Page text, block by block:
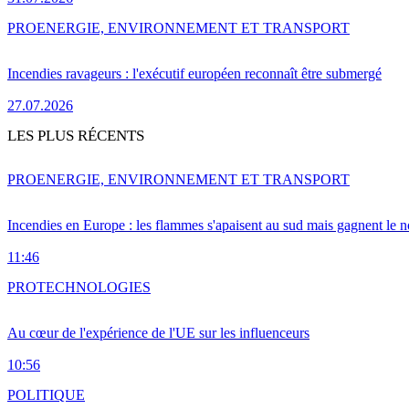
Incendies ravageurs : l'exécutif européen reconnaît être submergé
27.07.2026
PROENERGIE, ENVIRONNEMENT ET TRANSPORT
LES PLUS RÉCENTS
Incendies en Europe : les flammes s'apaisent au sud mais gagnent le
11:46
PROENERGIE, ENVIRONNEMENT ET TRANSPORT
Au cœur de l'expérience de l'UE sur les influenceurs
10:56
PROTECHNOLOGIES
POLITIQUE